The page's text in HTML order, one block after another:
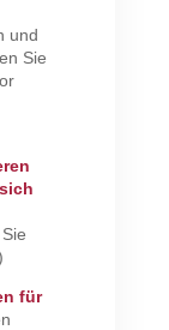
und
Sie
für